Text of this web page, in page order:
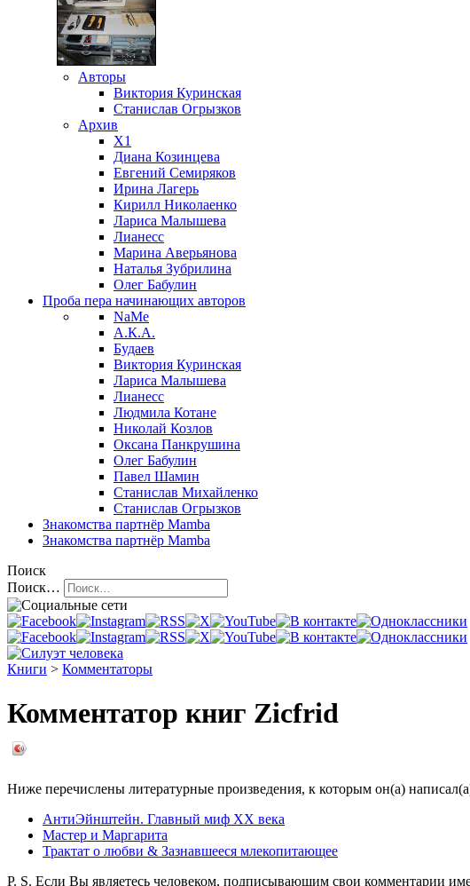
Авторы
Виктория Куринская
Станислав Огрызков
Архив
X1
Диана Козинцева
Евгений Семиряков
Ирина Лагерь
Кирилл Николаенко
Лариса Малышева
Лианесс
Марина Аверьянова
Наталья Зубрилина
Олег Бабулин
Проба пера начинающих авторов
NaMe
А.К.А.
Будаев
Виктория Куринская
Лариса Малышева
Лианесс
Людмила Котане
Николай Козлов
Оксана Панкрушина
Олег Бабулин
Павел Шамин
Станислав Михайленко
Станислав Огрызков
Знакомства партнёр Mamba
Знакомства партнёр Mamba
Поиск
Поиск…
Книги > Комментаторы
Комментатор книг Zicfrid
Ниже перечислены литературные произведения, к которым он(а)
АнтиЭйнштейн. Главный миф XX века
Мастер и Маргарита
Трактат о любви & Зазнавшееся млекопитающее
P. S. Если Вы являетесь человеком, подписывающим свои комментарии